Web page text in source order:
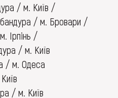
/ м. Київ /
/ м. Бровари /
Ірпінь /
/ м. Київ
/ м. Одеса
/ м. Київ